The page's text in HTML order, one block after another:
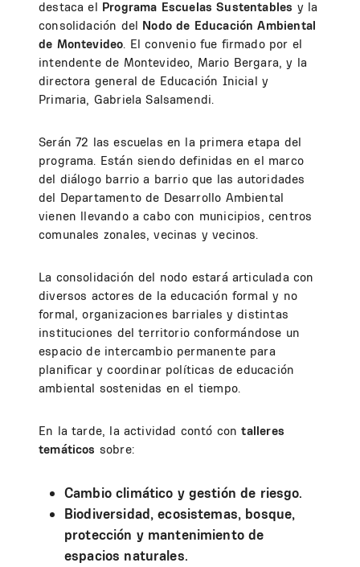
destaca el Programa Escuelas Sustentables y la
consolidación del Nodo de Educación Ambiental
de Montevideo. El convenio fue firmado por el
intendente de Montevideo, Mario Bergara, y la
directora general de Educación Inicial y
Primaria, Gabriela Salsamendi.
Serán 72 las escuelas en la primera etapa del
programa. Están siendo definidas en el marco
del diálogo barrio a barrio que las autoridades
del Departamento de Desarrollo Ambiental
vienen llevando a cabo con municipios, centros
comunales zonales, vecinas y vecinos.
La consolidación del nodo estará articulada con
diversos actores de la educación formal y no
formal, organizaciones barriales y distintas
instituciones del territorio conformándose un
espacio de intercambio permanente para
planificar y coordinar políticas de educación
ambiental sostenidas en el tiempo.
En la tarde, la actividad contó con talleres
temáticos sobre:
Cambio climático y gestión de riesgo.
Biodiversidad, ecosistemas, bosque,
protección y mantenimiento de
espacios naturales.